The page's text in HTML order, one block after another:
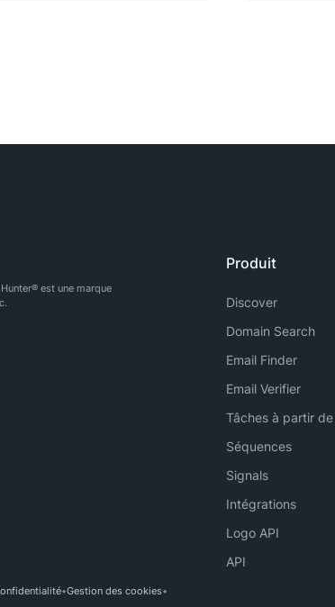
est une marque
Gestion des cookies
Produit
Discover
Domain Search
Email Finder
Email Verifier
Tâches à partir
Séquences
Signals
Intégrations
Logo API
API